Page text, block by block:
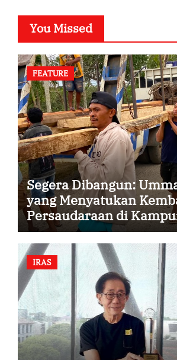
You Missed
FEATURE
Segera Dibangun:
yang Menyatukan
Persaudaraan di
IRAS